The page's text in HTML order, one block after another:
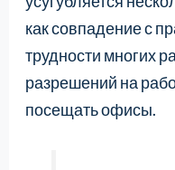
как совпадение с
трудности многих
разрешений на
посещать офисы.